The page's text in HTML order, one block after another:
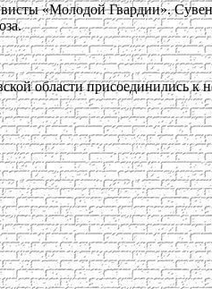
«Молодой Гвардии».
области присоединились к